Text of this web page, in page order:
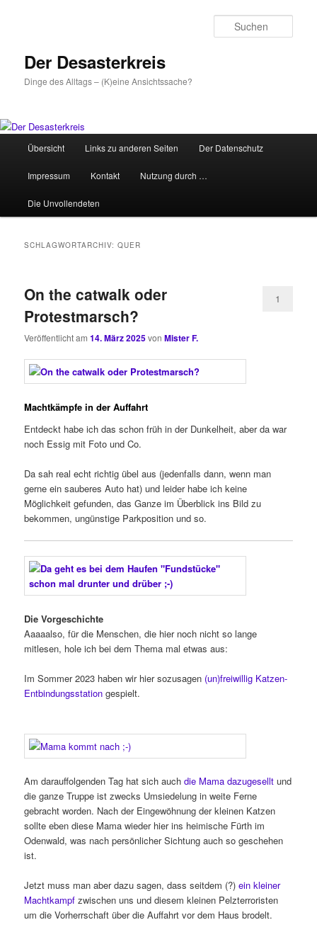
Der Desasterkreis
Dinge des Alltags – (K)eine Ansichtssache?
HauptmenüÜbersicht Links zu anderen Seiten Der Datenschutz
Impressum Kontakt Nutzung durch …
Die Unvollendeten
SCHLAGWORTARCHIV:QUER
On the catwalk oder
Protestmarsch?
Veröffentlicht am14. März 2025vonMister F.
1
Machtkämpfe in der Auffahrt
Entdeckt habe ich das schon früh in der Dunkelheit, aber da war
noch Essig mit Foto und Co.
Da sah real echt richtig übel aus (jedenfalls dann, wenn man
gerne ein sauberes Auto hat) und leider habe ich keine
Möglichkeit gefunden, das Ganze im Überblick ins Bild zu
bekommen, ungünstige Parkposition und so.
Die Vorgeschichte
Aaaaalso, für die Menschen, die hier noch nicht so lange
mitlesen, hole ich bei dem Thema mal etwas aus:
Im Sommer 2023 haben wir hier sozusagen (un)freiwillig Katzen-
Entbindungsstation gespielt.
Am darauffolgenden Tag hat sich auchdie Mama dazugesellt und
die ganze Truppe ist zwecks Umsiedelung in weite Ferne
gebracht worden. Nach der Eingewöhnung der kleinen Katzen
sollte eben diese Mama wieder hier ins heimische Fürth im
Odenwald, was nach persönlicher Sichtung auch so geschehen
ist.
Jetzt muss man aber dazu sagen, dass seitdem (?)ein kleiner
Machtkampf zwischen uns und diesem kleinen Pelzterroristen
um die Vorherrschaft über die Auffahrt vor dem Haus brodelt.